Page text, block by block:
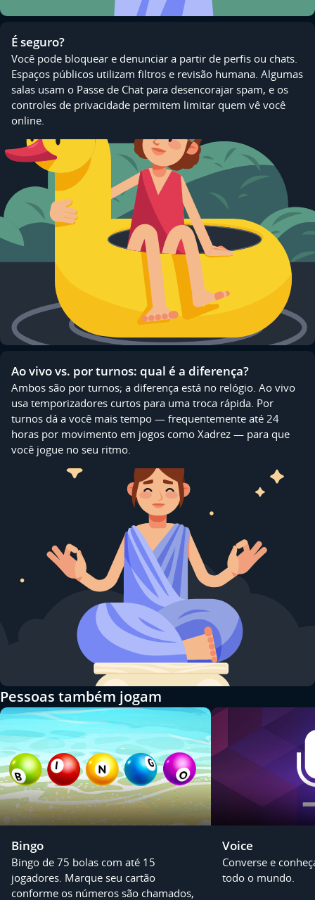
É seguro?
Você pode bloquear e denunciar a partir de perfis ou chats.
Espaços públicos utilizam filtros e revisão humana. Algumas
salas usam o Passe de Chat para desencorajar spam, e os
controles de privacidade permitem limitar quem vê você
online.
Ao vivo vs. por turnos: qual é a diferença?
Ambos são por turnos; a diferença está no relógio. Ao vivo
usa temporizadores curtos para uma troca rápida. Por
turnos dá a você mais tempo — frequentemente até 24
horas por movimento em jogos como Xadrez — para que
você jogue no seu ritmo.
Pessoas também jogam
Bingo
Bingo de 75 bolas com até 15
jogadores. Marque seu cartão
conforme os números são chamados,
Voice
Converse e
todo o mundo.